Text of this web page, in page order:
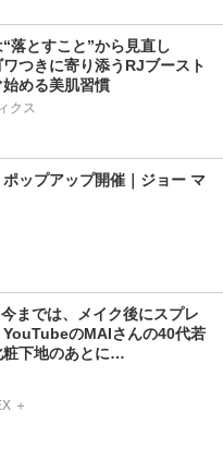
“落とすこと”から見直し
つきに寄り添うRJブースト
める美肌習慣
クス
ップアップ開催｜ジョー マ
までは、メイク後にスプレ
YouTubeのMAIさんの40代若
粧下地のあとに…
＋